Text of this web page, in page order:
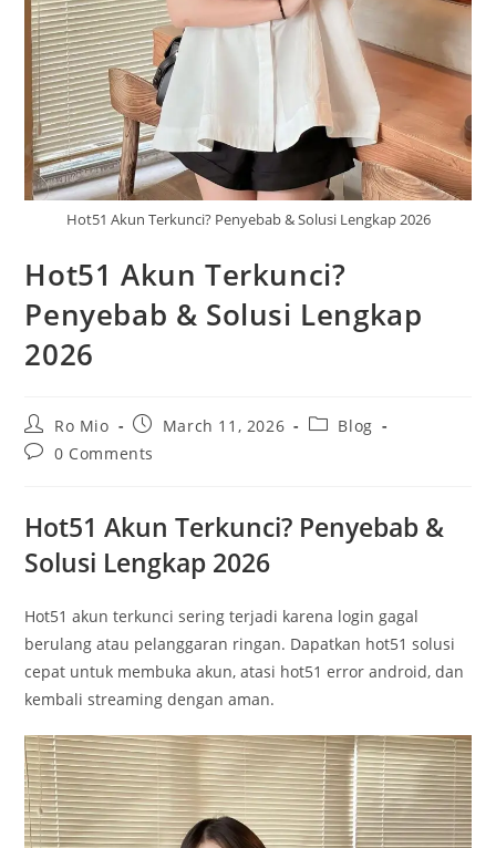
Hot51 Akun Terkunci? Penyebab & Solusi Lengkap 2026
Hot51 Akun Terkunci?
Penyebab & Solusi Lengkap
2026
Post
author:
Ro Mio
Post
published:
March 11, 2026
PostBlog
Post0 Comments
Hot51 Akun Terkunci? Penyebab &
Solusi Lengkap 2026
Hot51 akun terkunci sering terjadi karena login gagal
berulang atau pelanggaran ringan. Dapatkan hot51 solusi
cepat untuk membuka akun, atasi hot51 error android, dan
kembali streaming dengan aman.